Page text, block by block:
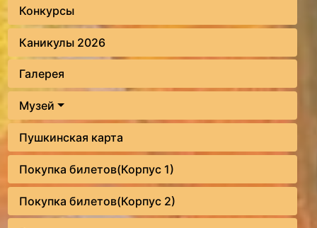
Конкурсы
Каникулы 2026
Галерея
Музей
Пушкинская карта
Покупка билетов(Корпус 1)
Покупка билетов(Корпус 2)